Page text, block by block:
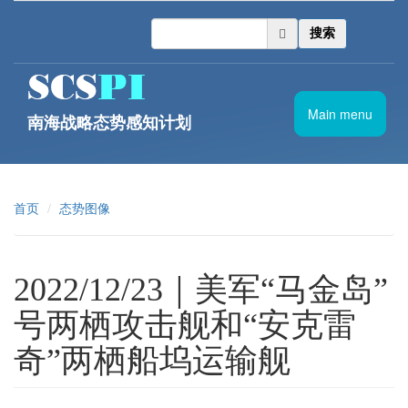
南海战略态势感知计划
搜索
Main menu
首页 态势图像
2022/12/23｜美军“马金岛”
号两栖攻击舰和“安克雷
奇”两栖船坞运输舰